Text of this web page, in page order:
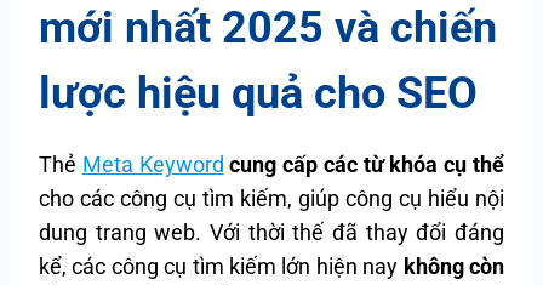
mới nhất 2025 và chiến
lược hiệu quả cho SEO
Thẻ Meta Keyword cung cấp các từ khóa cụ thể
cho các công cụ tìm kiếm, giúp công cụ hiểu nội
dung trang web. Với thời thế đã thay đổi đáng
kể, các công cụ tìm kiếm lớn hiện nay không còn